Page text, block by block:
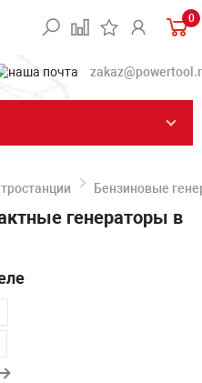
0
Бензиновые
генераторы в